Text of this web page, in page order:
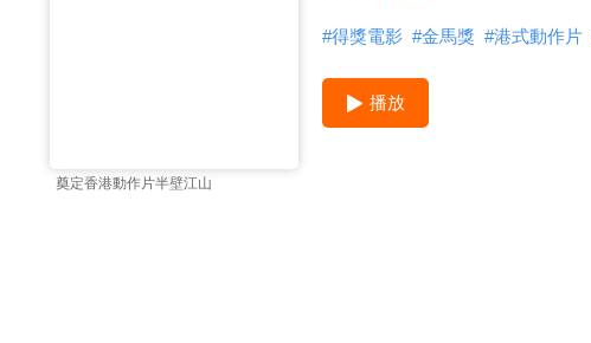
奠定香港動作片半壁江山
#得獎電影 #金馬獎 #港式動作片
播放